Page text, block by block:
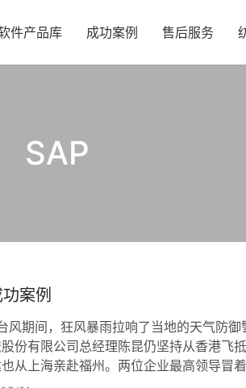
件产品库 成功案例 售后服务
SAP
案例
风期间，狂风暴雨拉响了当地的天气防
份有限公司总经理陈昆仍坚持从香港飞
从上海亲赴福州。两位企业最高领导冒